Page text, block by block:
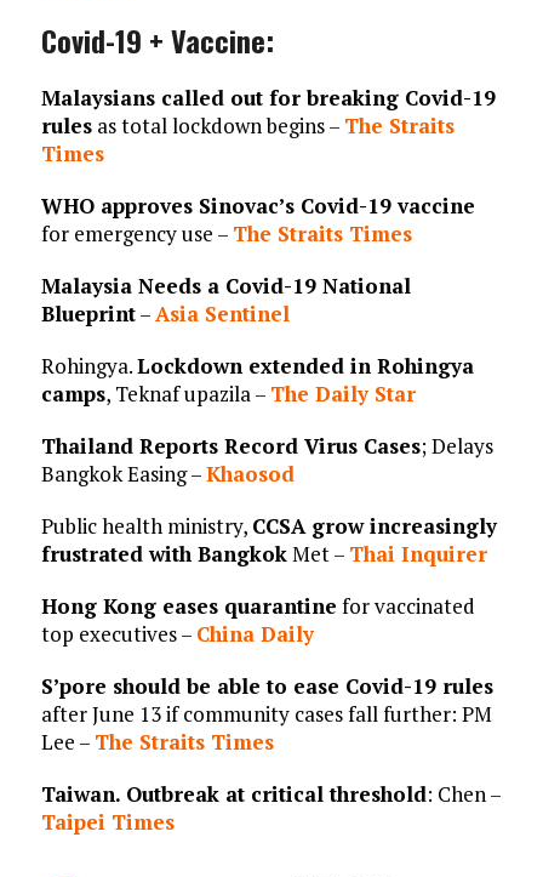
Covid-19 + Vaccine:
Malaysians called out for breaking Covid-19
rulesas total lockdown begins – The Straits
Times
WHO approves Sinovac’s Covid-19 vaccine
for emergency use – The Straits Times
Malaysia Needs a Covid-19 National
Blueprint–Asia Sentinel
Rohingya.Lockdown extended in Rohingya
camps, Teknaf upazila – The Daily Star
Thailand Reports Record Virus Cases; Delays
Bangkok Easing –Khaosod
Public health ministry, CCSA grow increasingly
frustrated with BangkokMet – Thai Inquirer
Hong Kong eases quarantine for vaccinated
top executives – China Daily
S’pore should be able to ease Covid-19 rules
after June 13 if community cases fall further: PM
Lee – The Straits Times
Taiwan. Outbreak at critical threshold: Chen –
Taipei Times